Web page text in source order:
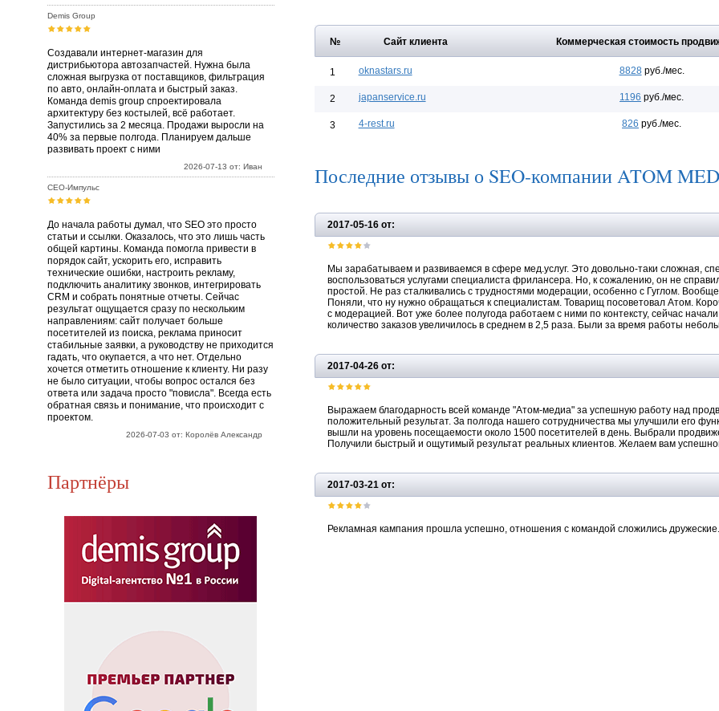
Demis Group
Создавали интернет-магазин для
дистрибьютора автозапчастей. Нужна была
сложная выгрузка от поставщиков, фильтрация
по авто, онлайн-оплата и быстрый заказ.
Команда demis group спроектировала
архитектуру без костылей, всё работает.
Запустились за 2 месяца. Продажи выросли на
40% за первые полгода. Планируем дальше
развивать проект с ними
2026-07-13 от: Иван
СЕО-Импульс
До начала работы думал, что SEO это просто
статьи и ссылки. Оказалось, что это лишь часть
общей картины. Команда помогла привести в
порядок сайт, ускорить его, исправить
технические ошибки, настроить рекламу,
подключить аналитику звонков, интегрировать
CRM и собрать понятные отчеты. Сейчас
результат ощущается сразу по нескольким
направлениям: сайт получает больше
посетителей из поиска, реклама приносит
стабильные заявки, а руководству не приходится
гадать, что окупается, а что нет. Отдельно
хочется отметить отношение к клиенту. Ни разу
не было ситуации, чтобы вопрос остался без
ответа или задача просто "повисла". Всегда есть
обратная связь и понимание, что происходит с
проектом.
2026-07-03 от: Королёв Александр
Партнёры
№ Сайт клиента Коммерческая стоимость
1 oknastars.ru 8828руб./мес.
2 japanservice.ru 1196 руб./мес.
3 4-rest.ru 826 руб./мес.
Последние отзывы о SEO-компании ATOM
2017-05-16 от:
Мы зарабатываем и развиваемся в сфере мед.услуг. Это довольно-таки сложная,
воспользоваться услугами специалиста фрилансера. Но, к сожалению, он не
простой. Не раз сталкивались с трудностями модерации, особенно с Гуглом.
Поняли, что ну нужно обращаться к специалистам. Товарищ посоветовал Атом.
с модерацией. Вот уже более полугода работаем с ними по контексту, сейчас
количество заказов увеличилось в среднем в 2,5 раза. Были за время работы
2017-04-26 от:
Выражаем благодарность всей команде "Атом-медиа" за успешную работу над
положительный результат. За полгода нашего сотрудничества мы улучшили его
вышли на уровень посещаемости около 1500 посетителей в день. Выбрали
Получили быстрый и ощутимый результат реальных клиентов. Желаем вам
2017-03-21 от:
Рекламная кампания прошла успешно, отношения с командой сложились